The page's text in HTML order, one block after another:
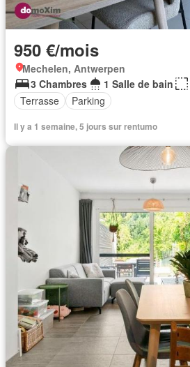
950 €/mois
Mechelen, Antwerpen
3 Chambres
1 Salle de bain
Terrasse
Parking
Il y a 1 semaine, 5 jours sur rentumo